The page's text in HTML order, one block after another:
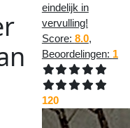
eindelijk in
vervulling!
Score: 8.0,
Beoordelingen: 1
120